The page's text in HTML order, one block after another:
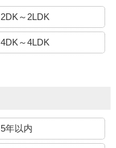
2DK～2LDK
4DK～4LDK
5年以内